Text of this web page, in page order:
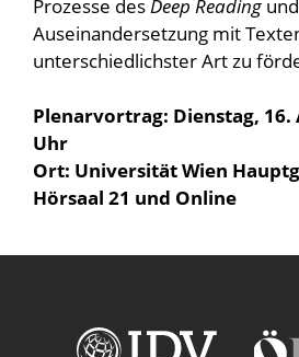
Prozesse desDeep Reading
Auseinandersetzung mit
unterschiedlichster Art zu
Plenarvortrag: Dienstag, 16.
Uhr
Ort: Universität Wien
Hörsaal 21 und Online